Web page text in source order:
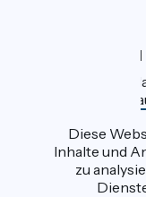
Was ist
Accueil Vélo ist
Radfahrer im
Gefördert im
Diese
Inhalte und
zu